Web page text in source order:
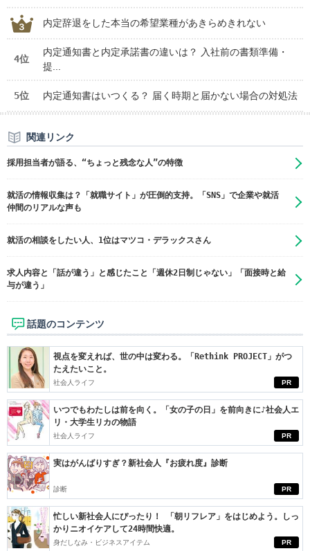
内定辞退をした本当の希望業種があきらめきれない
4位
内定通知書と内定承諾書の違いは？ 入社前の書類準備・
提...
5位 内定通知書はいつくる？ 届く時期と届かない場合の対処法
関連リンク
採用担当者が語る、“ちょっと残念な人”の特徴
就活の情報収集は？「就職サイト」が圧倒的支持。「SNS」で企業や就活
仲間のリアルな声も
就活の相談をしたい人、1位はマツコ・デラックスさん
求人内容と「話が違う」と感じたこと「週休2日制じゃない」「面接時と給
与が違う」
話題のコンテンツ
PR
視点を変えれば、世の中は変わる。「Rethink PROJECT」がつ
たえたいこと。
社会人ライフ
PR
いつでもわたしは前を向く。「女の子の日」を前向きに♪社会人エ
リ・大学生リカの物語
社会人ライフ
PR
実はがんばりすぎ？新社会人『お疲れ度』診断
診断
PR
忙しい新社会人にぴったり！ 「朝リフレア」をはじめよう。しっ
かりニオイケアして24時間快適。
身だしなみ・ビジネスアイテム